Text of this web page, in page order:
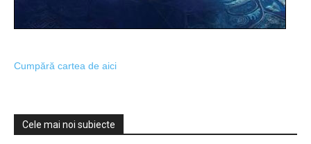
Cumpără cartea de aici
Cele mai noi subiecte